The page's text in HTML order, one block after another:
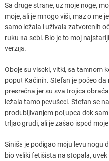
Sa druge strane, uz moje noge,
moje, ali je mnogo viši, mazio me
samo ležala i uživala zatvorenih
ruku na sebi. Bio je to moj
verzija.
Oboje su visoki, vitki, sa tamnom
poput Kaćinih. Stefan je počeo da
presrećna jer su sva trojica
ležala tamo pevušeći. Stefan se
produbljivanjem poljupca dok
trljao grudi, ali je zašao ispod
Siniša je podigao moju levu nogu
bio veliki fetišista na stopala,